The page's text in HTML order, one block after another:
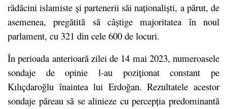
rădăcini islamiste și partenerii săi naționaliști, a părut, de
asemenea, pregătită să câștige majoritatea în noul
parlament, cu 321 din cele 600 de locuri.
În perioada anterioară zilei de 14 mai 2023, numeroasele
sondaje de opinie l-au poziționat constant pe
Kılıçdaroğlu înaintea lui Erdoğan. Rezultatele acestor
sondaje păreau să se alinieze cu percepția predominantă